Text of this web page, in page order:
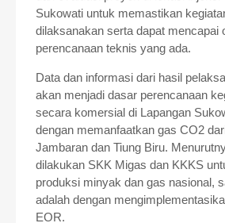
Sukowati untuk memastikan
dilaksanakan serta dapat mencapai
perencanaan teknis yang ada.
Data dan informasi dari hasil
akan menjadi dasar perencanaan
secara komersial di Lapangan
dengan memanfaatkan gas CO2
Jambaran dan Tiung Biru.
dilakukan SKK Migas dan KKKS
produksi minyak dan gas nasional,
adalah dengan
EOR.